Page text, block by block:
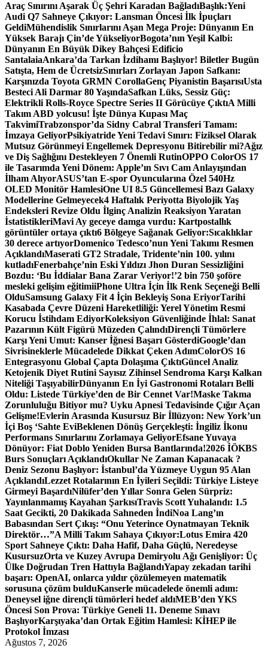
Araç Sınırını Aşarak Üç Şehri Karadan BağladıBaşlık:Yeni
Audi Q7 Sahneye Çıkıyor: Lansman Öncesi İlk İpuçları
GeldiMühendislik Sınırlarını Aşan Mega Proje: Dünyanın En
Yüksek Barajı Çin’de YükseliyorBogota’nın Yeşil Kalbi:
Dünyanın En Büyük Dikey Bahçesi Edificio
SantalaiaAnkara’da Tarkan İzdihamı Başlıyor! Biletler Bugün
Satışta, Hem de ÜcretsizSınırları Zorlayan Japon Safkanı:
Karşınızda Toyota GRMN CorollaGenç Piyanistin BaşarısıUsta
Besteci Ali Darmar 80 YaşındaSafkan Lüks, Sessiz Güç:
Elektrikli Rolls-Royce Spectre Series II Görücüye ÇıktıA Milli
Takım ABD yolcusu! İşte Dünya Kupası Maç
TakvimiTrabzonspor’da Sidny Cabral Transferi Tamam:
İmzaya GeliyorPsikiyatride Yeni Tedavi Sınırı: Fiziksel Olarak
Mutsuz Görünmeyi Engellemek Depresyonu Bitirebilir mi?Ağız
ve Diş Sağlığını Destekleyen 7 Önemli RutinOPPO ColorOS 17
ile Tasarımda Yeni Dönem: Apple’ın Sıvı Cam Anlayışından
İlham AlıyorASUS’tan E-spor Oyuncularına Özel 540Hz
OLED Monitör HamlesiOne UI 8.5 Güncellemesi Bazı Galaxy
Modellerine Gelmeyecek4 Haftalık Periyotta Biyolojik Yaş
Endeksleri Revize Oldu İlginç Analizin Reaksiyon Yaratan
İstatistikleriMavi Ay geceye damga vurdu: Kartpostallık
görüntüler ortaya çıktı6 Bölgeye Sağanak Geliyor:Sıcaklıklar
30 derece artıyorDomenico Tedesco’nun Yeni Takımı Resmen
AçıklandıMaserati GT2 Stradale, Tridente’nin 100. yılını
kutladıFenerbahçe’nin Eski Yıldızı Jhon Duran Sessizliğini
Bozdu: ‘Bu İddialar Bana Zarar Veriyor!’2 bin 750 şoföre
mesleki gelişim eğitimiiPhone Ultra İçin İlk Renk Seçeneği Belli
OlduSamsung Galaxy Fit 4 İçin Bekleyiş Sona EriyorTarihi
Kasabada Çevre Düzeni Hareketliliği: Yerel Yönetim Resmi
Korucu İstihdam EdiyorKoleksiyon Güvenliğinde İhlal: Sanat
Pazarının Kült Figürü Müzeden ÇalındıDirençli Tümörlere
Karşı Yeni Umut: Kanser İğnesi Başarı GösterdiGoogle’dan
Sivrisineklerle Mücadelede Dikkat Çeken AdımColorOS 16
Entegrasyonu Global Çapta Dolaşıma ÇıktıGüncel Analiz
Ketojenik Diyet Rutini Sayısız Zihinsel Sendroma Karşı Kalkan
Niteliği TaşıyabilirDünyanın En İyi Gastronomi Rotaları Belli
Oldu: Listede Türkiye’den de Bir Cennet Var!Maske Takma
Zorunluluğu Bitiyor mu? Uyku Apnesi Tedavisinde Çığır Açan
Gelişme!Evlerin Arasında Kusursuz Bir İllüzyon: New York’un
İçi Boş ‘Sahte EviBeklenen Dönüş Gerçekleşti: İngiliz İkonu
Performans Sınırlarını Zorlamaya GeliyorEfsane Yuvaya
Dönüyor: Fiat Doblo Yeniden Bursa Bantlarında!2026 İÖKBS
Burs Sonuçları AçıklandıOkullar Ne Zaman Kapanacak ?
Deniz Sezonu Başlıyor: İstanbul’da Yüzmeye Uygun 95 Alan
AçıklandıLezzet Rotalarının En İyileri Seçildi: Türkiye Listeye
Girmeyi BaşardıNilüfer’den Yıllar Sonra Gelen Sürpriz:
Yayınlanmamış Kayahan ŞarkısıTravis Scott Yuhalandı: 1.5
Saat Gecikti, 20 Dakikada Sahneden İndiNoa Lang’ın
Babasından Sert Çıkış: “Onu Yeterince Oynatmayan Teknik
Direktör…”A Milli Takım Sahaya Çıkıyor:Lotus Emira 420
Sport Sahneye Çıktı: Daha Hafif, Daha Güçlü, Neredeyse
KusursuzOrta ve Kuzey Avrupa Demiryolu Ağı Genişliyor: Üç
Ülke Doğrudan Tren Hattıyla BağlandıYapay zekadan tarihi
başarı: OpenAI, onlarca yıldır çözülemeyen matematik
sorusuna çözüm bulduKanserle mücadelede önemli adım:
Deneysel iğne dirençli tümörleri hedef aldıMEB’den YKS
Öncesi Son Prova: Türkiye Geneli 11. Deneme Sınavı
BaşlıyorKarşıyaka’dan Ortak Eğitim Hamlesi: KİHEP ile
Protokol İmzası
Ağustos 7, 2026